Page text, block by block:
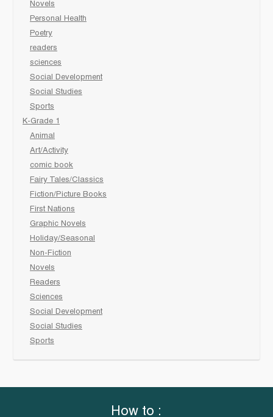
Novels
Personal Health
Poetry
readers
sciences
Social Development
Social Studies
Sports
K-Grade 1
Animal
Art/Activity
comic book
Fairy Tales/Classics
Fiction/Picture Books
First Nations
Graphic Novels
Holiday/Seasonal
Non-Fiction
Novels
Readers
Sciences
Social Development
Social Studies
Sports
How to :